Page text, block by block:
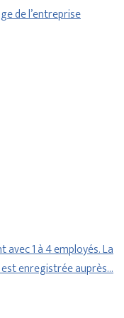
de l’entreprise
1 à 4 employés. La
enregistrée auprès…